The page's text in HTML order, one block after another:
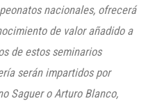
nacionales, ofrecerá
de valor añadido a
de estos seminarios
serán impartidos por
Saguer o Arturo Blanco,